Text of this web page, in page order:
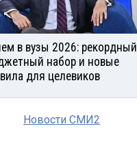
в вузы 2026: рекордный
набор и новые
для целевиков
Новости СМИ2